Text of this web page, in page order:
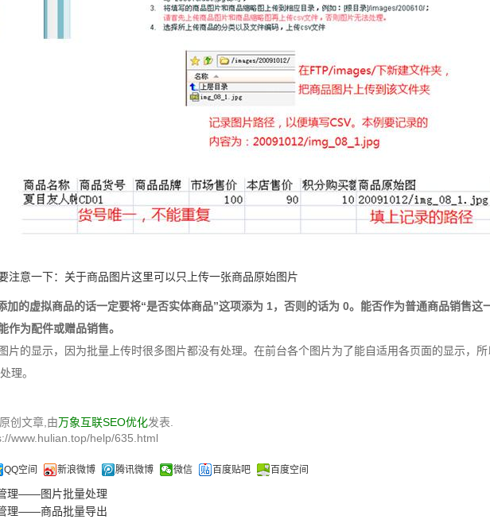
注意一下：关于商品图片这里可以只上传一张商品原始图片
加的虚拟商品的话一定要将“是否实体商品”这项添为 1，否则的话为 0。能否作为普通商品销售这
作为配件或赠品销售。
片的显示，因为批量上传时很多图片都没有处理。在前台各个图片为了能自适用各页面的显示，
理。
创文章,由万象互联SEO优化发表.
www.hulian.top/help/635.html
QQ空间 新浪微博 腾讯微博 微信 百度贴吧 百度空间
理——图片批量处理
理——商品批量导出